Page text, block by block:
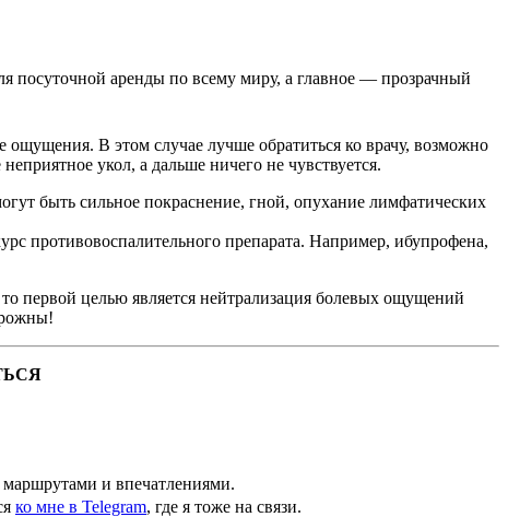
посуточной аренды по всему миру, а главное — прозрачный
В этом случае лучше обратиться ко врачу, возможно
укол, а дальше ничего не чувствуется.
быть сильное покраснение, гной, опухание лимфатических
противовоспалительного препарата. Например, ибупрофена,
первой целью является нейтрализация болевых ощущений
и впечатлениями.
ко мне в Telegram, где я тоже на связи.